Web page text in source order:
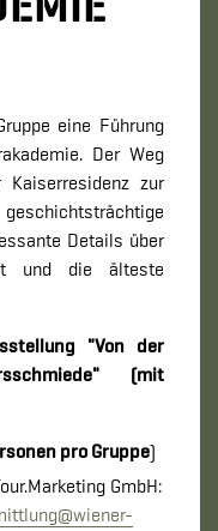
eine Führung
Der Weg
zur
Details über
und die älteste
"Von der
(mit
pro Gruppe)
GmbH: